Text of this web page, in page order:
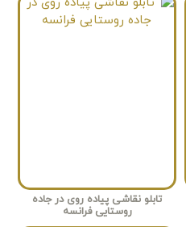
تابلو نقاشی پیاده روی در جاده
روستایی فرانسه